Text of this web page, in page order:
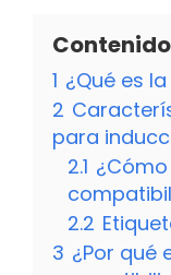
1 ¿Qué es
2
para
2.1
2.2
3 ¿Por qué